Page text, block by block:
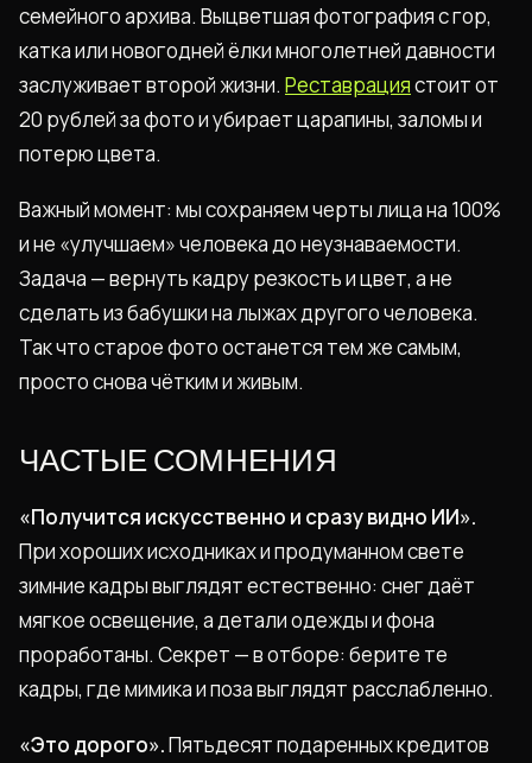
семейного архива. Выцветшая фотография с гор,
катка или новогодней ёлки многолетней давности
заслуживает второй жизни. Реставрациястоит от
20 рублей за фото и убирает царапины, заломы и
потерю цвета.
Важный момент: мы сохраняем черты лица на 100%
и не «улучшаем» человека до неузнаваемости.
Задача — вернуть кадру резкость и цвет, а не
сделать из бабушки на лыжах другого человека.
Так что старое фото останется тем же самым,
просто снова чётким и живым.
ЧАСТЫЕ СОМНЕНИЯ
«Получится искусственно и сразу видно ИИ».
При хороших исходниках и продуманном свете
зимние кадры выглядят естественно: снег даёт
мягкое освещение, а детали одежды и фона
проработаны. Секрет — в отборе: берите те
кадры, где мимика и поза выглядят расслабленно.
«Это дорого».Пятьдесят подаренных кредитов